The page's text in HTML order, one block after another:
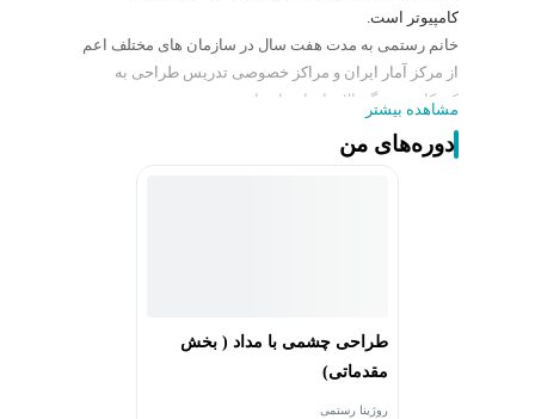
کامپیوتر است.
خانم رستمی به مدت هفت سال در سازمان های مختلف اعم
از مرکز آمار ایران و مراکز خصوصی تدریس طراحی به
کودکان و بزرگسالان انجام داده اند.
از دستاورد و مدارک حرفه ای خانم رستمی می توان به موارد
زیر اشاره کرد:
مشاهده بیشتر
دوره‌های من
طراحی چشمی با مداد ( بخش
مقدماتی)
روژینا رستمی